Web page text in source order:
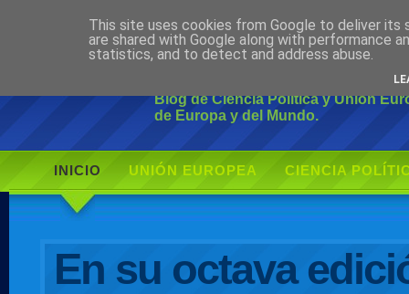
Ciudadano
Blog de Ciencia Política y Unión
de Europa y del Mundo.
INICIO UNIÓN EUROPEA CIENCIA
En su octava
This site uses cookies from Google to deliver its
are shared with Google along with performance
statistics, and to detect and address abuse.